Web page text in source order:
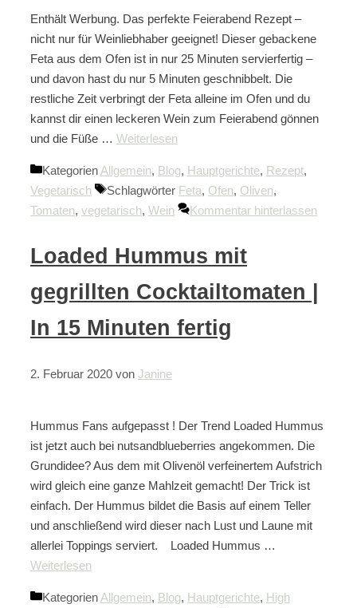
Enthält Werbung. Das perfekte Feierabend Rezept –
nicht nur für Weinliebhaber geeignet! Dieser gebackene
Feta aus dem Ofen ist in nur 25 Minuten servierfertig –
und davon hast du nur 5 Minuten geschnibbelt. Die
restliche Zeit verbringt der Feta alleine im Ofen und du
kannst dir einen leckeren Wein zum Feierabend gönnen
und die Füße … Weiterlesen
Kategorien Allgemein, Blog, Hauptgerichte, Rezept,
Vegetarisch
Schlagwörter Feta, Ofen, Oliven,
Tomaten, vegetarisch, Wein Kommentar hinterlassen
Loaded Hummus mit
gegrillten Cocktailtomaten |
In 15 Minuten fertig
2. Februar 2020 von Janine
Hummus Fans aufgepasst ! Der Trend Loaded Hummus
ist jetzt auch bei nutsandblueberries angekommen. Die
Grundidee? Aus dem mit Olivenöl verfeinertem Aufstrich
wird gleich eine ganze Mahlzeit gemacht! Der Trick ist
einfach. Der Hummus bildet die Basis auf einem Teller
und anschließend wird dieser nach Lust und Laune mit
allerlei Toppings serviert. Loaded Hummus …
Weiterlesen
Kategorien Allgemein, Blog, Hauptgerichte, High